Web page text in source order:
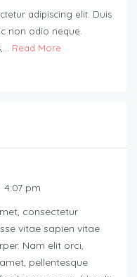
adipiscing elit. Duis
non odio neque.
Read More
4:07 pm
consectetur
vitae sapien vitae
Nam elit orci,
pellentesque